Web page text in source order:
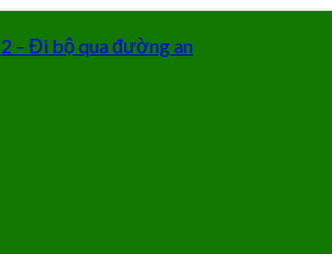
– Đi bộ qua đường an